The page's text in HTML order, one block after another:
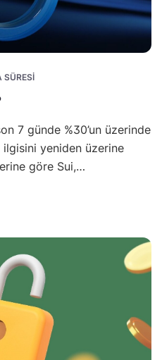
SÜRESI
7 günde %30’un üzerinde
ilgisini yeniden üzerine
göre Sui,…